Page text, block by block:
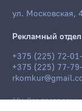
ул. Московская,
Рекламный
+375 (225) 72-
+375 (225) 77-
18+ Все права